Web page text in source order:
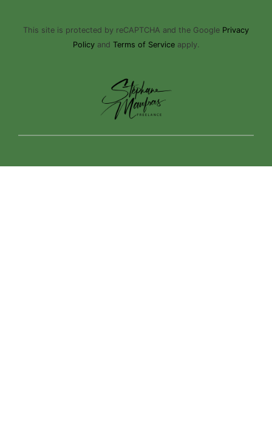
This site is protected by reCAPTCHA and the Google Privacy
Policyand Terms of Serviceapply.